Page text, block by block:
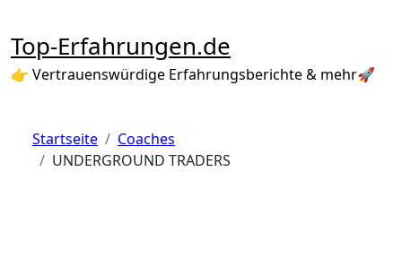
springen
Top-Erfahrungen.de
👉 Vertrauenswürdige Erfahrungsberichte & mehr🚀
Startseite
Coaches
UNDERGROUND TRADERS